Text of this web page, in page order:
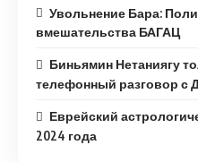
Увольнение Бара:
вмешательства БАГАЦ
Биньямин Нетаниягу
телефонный разговор с
Еврейский
2024 года